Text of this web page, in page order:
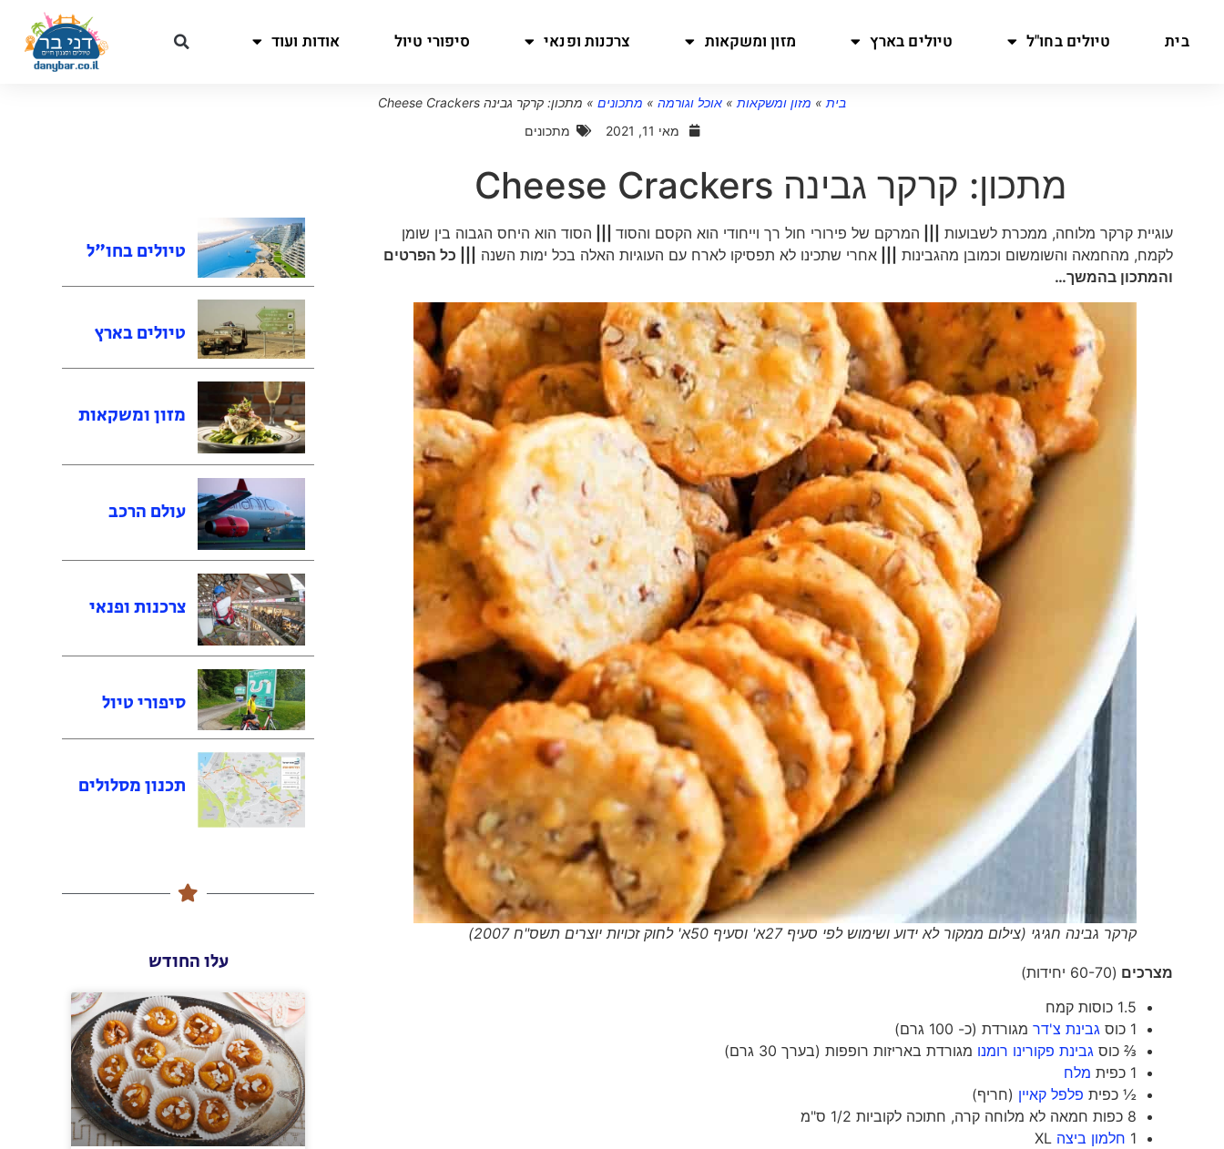
בית טיולים בחו"ל טיולים בארץ מזון ומשקאות צרכנות ופנאי סיפורי טיול אודות ועוד
בית » מזון ומשקאות » אוכל וגורמה » מתכונים » מתכון: קרקר גבינה Cheese Crackers
מאי 11, 2021
מתכונים
מתכון: קרקר גבינה Cheese Crackers
עוגיית קרקר מלוחה, ממכרת לשבועות המרקם של פירורי חול רך וייחודי הוא הקסם והסוד
הסוד הוא היחס הגבוה בין שומן
לקמח, מהחמאה והשומשום וכמובן מהגבינות
|||אחרי שתכינו לא תפסיקו לארח עם העוגיות האלה בכל ימות השנה
||| כל הפרטים
והמתכון בהמשך…
קרקר גבינה חגיגי (צילום ממקור לא ידוע ושימוש לפי סעיף 27א' וסעיף 50א' לחוק זכויות יוצרים תשס"ח 2007)
מצרכים (60-70 יחידות)
1.5 כוסות קמח
1 כוס
גבינת צ'דר מגורדת (כ- 100 גרם)
⅔ כוס גבינת פקורינו רומנו מגורדת באריזות רופפות (בערך 30 גרם)
1 כפית
מלח
½ כפית פלפל קאיין (חריף)
8 כפות חמאה לא מלוחה קרה, חתוכה לקוביות 1/2 ס"מ
1 חלמון ביצה
טיולים בחו"ל
טיולים בארץ
מזון ומשקאות
עולם הרכב
צרכנות ופנאי
סיפורי טיול
תכנון מסלולים
עלו החודש